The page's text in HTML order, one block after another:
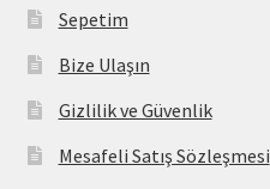
Sepetim
Bize Ulaşın
Gizlilik ve Güvenlik
Mesafeli Satış Sözleşmesi